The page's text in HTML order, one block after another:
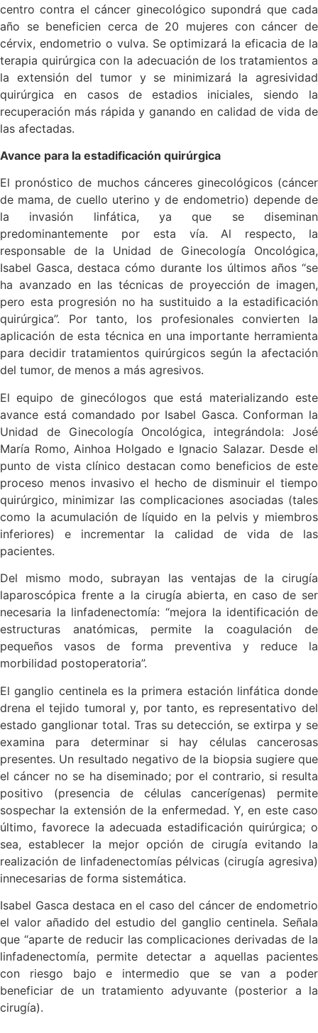
centro contra el cáncer ginecológico supondrá que cada
año se beneficien cerca de 20 mujeres con cáncer de
cérvix, endometrio o vulva. Se optimizará la eficacia de la
terapia quirúrgica con la adecuación de los tratamientos a
la extensión del tumor y se minimizará la agresividad
quirúrgica en casos de estadios iniciales, siendo la
recuperación más rápida y ganando en calidad de vida de
las afectadas.
Avance para la estadificación quirúrgica
El pronóstico de muchos cánceres ginecológicos (cáncer
de mama, de cuello uterino y de endometrio) depende de
la invasión linfática, ya que se diseminan
predominantemente por esta vía. Al respecto, la
responsable de la Unidad de Ginecología Oncológica,
Isabel Gasca, destaca cómo durante los últimos años “se
ha avanzado en las técnicas de proyección de imagen,
pero esta progresión no ha sustituido a la estadificación
quirúrgica”. Por tanto, los profesionales convierten la
aplicación de esta técnica en una importante herramienta
para decidir tratamientos quirúrgicos según la afectación
del tumor, de menos a más agresivos.
El equipo de ginecólogos que está materializando este
avance está comandado por Isabel Gasca. Conforman la
Unidad de Ginecología Oncológica, integrándola: José
María Romo, Ainhoa Holgado e Ignacio Salazar. Desde el
punto de vista clínico destacan como beneficios de este
proceso menos invasivo el hecho de disminuir el tiempo
quirúrgico, minimizar las complicaciones asociadas (tales
como la acumulación de líquido en la pelvis y miembros
inferiores) e incrementar la calidad de vida de las
pacientes.
Del mismo modo, subrayan las ventajas de la cirugía
laparoscópica frente a la cirugía abierta, en caso de ser
necesaria la linfadenectomía: “mejora la identificación de
estructuras anatómicas, permite la coagulación de
pequeños vasos de forma preventiva y reduce la
morbilidad postoperatoria”.
El ganglio centinela es la primera estación linfática donde
drena el tejido tumoral y, por tanto, es representativo del
estado ganglionar total. Tras su detección, se extirpa y se
examina para determinar si hay células cancerosas
presentes. Un resultado negativo de la biopsia sugiere que
el cáncer no se ha diseminado; por el contrario, si resulta
positivo (presencia de células cancerígenas) permite
sospechar la extensión de la enfermedad. Y, en este caso
último, favorece la adecuada estadificación quirúrgica; o
sea, establecer la mejor opción de cirugía evitando la
realización de linfadenectomías pélvicas (cirugía agresiva)
innecesarias de forma sistemática.
Isabel Gasca destaca en el caso del cáncer de endometrio
el valor añadido del estudio del ganglio centinela. Señala
que “aparte de reducir las complicaciones derivadas de la
linfadenectomía, permite detectar a aquellas pacientes
con riesgo bajo e intermedio que se van a poder
beneficiar de un tratamiento adyuvante (posterior a la
cirugía).